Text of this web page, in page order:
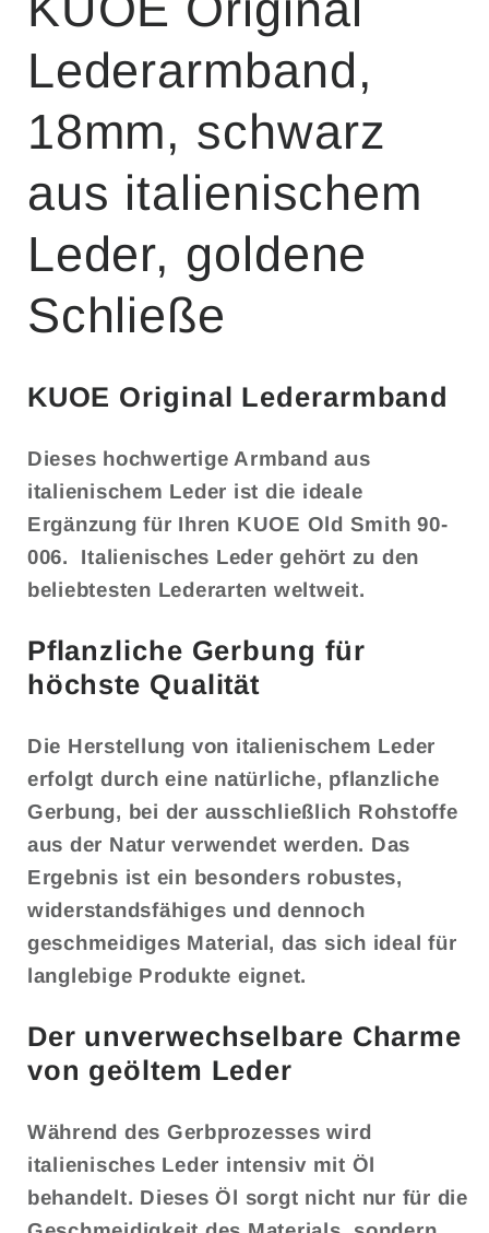
Lederarmband,
18mm, schwarz
aus italienischem
Leder, goldene
Schließe
KUOE Original Lederarmband
Dieses hochwertige Armband aus
italienischem Leder ist die ideale
Ergänzung für Ihren KUOE Old Smith 90-
006. Italienisches Leder gehört zu den
beliebtesten Lederarten weltweit.
Pflanzliche Gerbung für
höchste Qualität
Die Herstellung von italienischem Leder
erfolgt durch eine natürliche, pflanzliche
Gerbung, bei der ausschließlich Rohstoffe
aus der Natur verwendet werden. Das
Ergebnis ist ein besonders robustes,
widerstandsfähiges und dennoch
geschmeidiges Material, das sich ideal für
langlebige Produkte eignet.
Der unverwechselbare Charme
von geöltem Leder
Während des Gerbprozesses wird
italienisches Leder intensiv mit Öl
behandelt. Dieses Öl sorgt nicht nur für die